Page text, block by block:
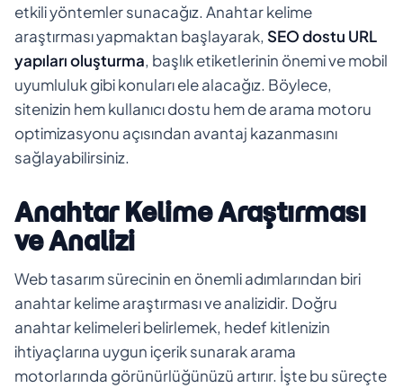
etkili yöntemler sunacağız. Anahtar kelime
araştırması yapmaktan başlayarak, SEO dostu URL
yapıları oluşturma, başlık etiketlerinin önemi ve mobil
uyumluluk gibi konuları ele alacağız. Böylece,
sitenizin hem kullanıcı dostu hem de arama motoru
optimizasyonu açısından avantaj kazanmasını
sağlayabilirsiniz.
Anahtar Kelime Araştırması
ve Analizi
Web tasarım sürecinin en önemli adımlarından biri
anahtar kelime araştırması ve analizidir. Doğru
anahtar kelimeleri belirlemek, hedef kitlenizin
ihtiyaçlarına uygun içerik sunarak arama
motorlarında görünürlüğünüzü artırır. İşte bu süreçte